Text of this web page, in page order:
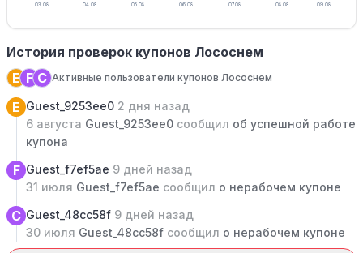
03.08 04.08 05.08 06.08 07.08 08.08 09.08
История проверок купонов Лососнем
E F C Активные пользователи купонов Лососнем
E Guest_9253ee0 2 дня назад
6 августа Guest_9253ee0 сообщил об успешной работе
купона
F Guest_f7ef5ae 9 дней назад
31 июля Guest_f7ef5ae сообщил о нерабочем купоне
C Guest_48cc58f 9 дней назад
30 июля Guest_48cc58f сообщил о нерабочем купоне